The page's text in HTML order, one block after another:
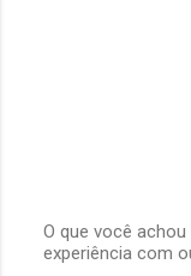
P
O que você
experiência com